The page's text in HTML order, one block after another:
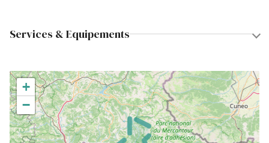
Services & Equipements
+
−